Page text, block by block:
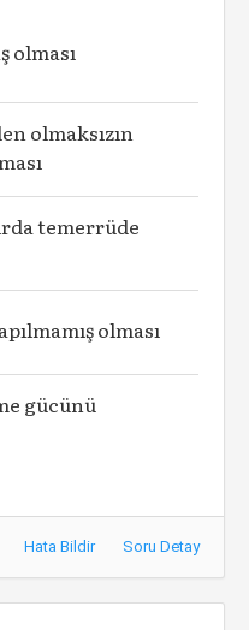
olması
olmaksızın
temerrüde
olması
gücünü
Hata Bildir Soru Detay